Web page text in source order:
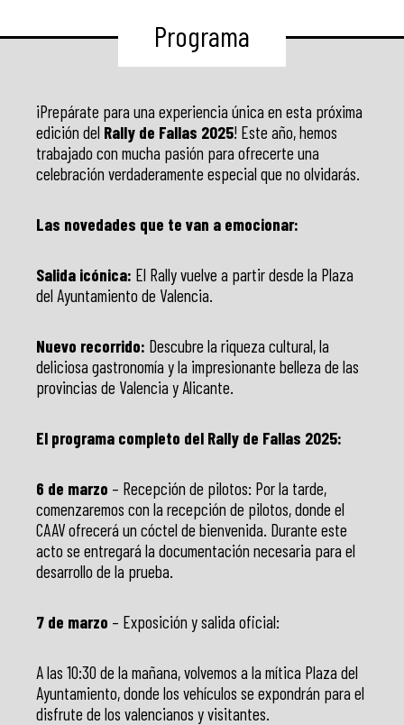
Programa
¡Prepárate para una experiencia única en esta próxima
edición del Rally de Fallas 2025! Este año, hemos
trabajado con mucha pasión para ofrecerte una
celebración verdaderamente especial que no olvidarás.
Las novedades que te van a emocionar:
Salida icónica: El Rally vuelve a partir desde la Plaza
del Ayuntamiento de Valencia.
Nuevo recorrido: Descubre la riqueza cultural, la
deliciosa gastronomía y la impresionante belleza de las
provincias de Valencia y Alicante.
El programa completo del Rally de Fallas 2025:
6 de marzo – Recepción de pilotos: Por la tarde,
comenzaremos con la recepción de pilotos, donde el
CAAV ofrecerá un cóctel de bienvenida. Durante este
acto se entregará la documentación necesaria para el
desarrollo de la prueba.
7 de marzo – Exposición y salida oficial:
A las 10:30 de la mañana, volvemos a la mítica Plaza del
Ayuntamiento, donde los vehículos se expondrán para el
disfrute de los valencianos y visitantes.